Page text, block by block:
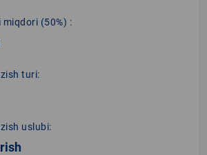
miqdori (50%) :
turi:
uslubi: